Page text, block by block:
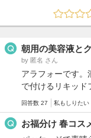
朝用の美容液と
by 匿名 さん
アラフォーです。
で付けるリキッド
回答数 27 私もしりたい
お福分け 春コス